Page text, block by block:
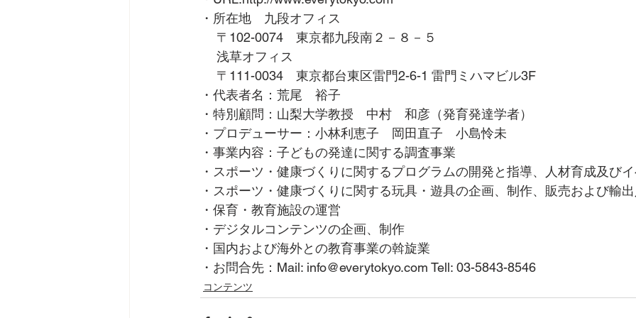
・所在地　九段オフィス
〒102-0074　東京都九段南２－８－５
浅草オフィス
〒111-0034　東京都台東区雷門2-6-1 雷門ミハマビル3F
・代表者名：荒尾　裕子
・特別顧問：山梨大学教授　中村　和彦（発育発達学者）
・プロデューサー：小林利恵子　岡田直子　小島怜未
・事業内容：子どもの発達に関する調査事業
・スポーツ・健康づくりに関するプログラムの開発と指導、人材育成及び
・スポーツ・健康づくりに関する玩具・遊具の企画、制作、販売および輸
・保育・教育施設の運営
・デジタルコンテンツの企画、制作
・国内および海外との教育事業の斡旋業
・お問合先：Mail: info@everytokyo.com Tell: 03-5843-8546
コンテンツ